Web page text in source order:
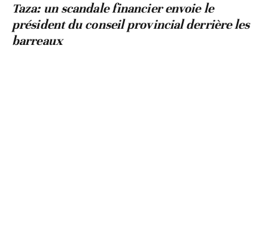
Taza: un scandale financier envoie le
président du conseil provincial derrière les
barreaux